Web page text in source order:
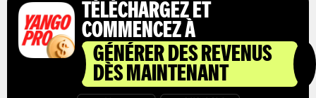
TÉLÉCHARGEZ ET
COMMENCEZ À
GÉNÉRER DES REVENUS
DÈS MAINTENANT